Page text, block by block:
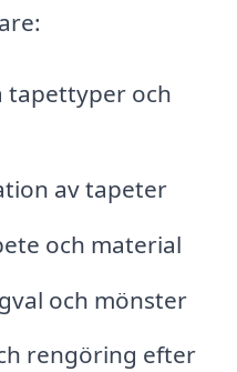
tapettyper och
av tapeter
och material
och mönster
rengöring efter